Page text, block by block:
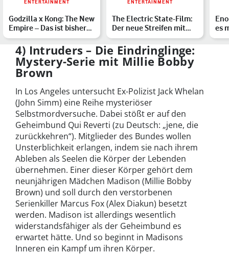
ENTERTAINMENT
Godzilla x Kong: The New
Empire – Das ist bisher
zum Godzilla vs.…
ENTERTAINMENT
The Electric State-Film:
Der neue Streifen mit
Millie Bobby Brown
es
4) Intruders – Die Eindringlinge:
Mystery-Serie mit Millie Bobby
Brown
In Los Angeles untersucht Ex-Polizist Jack Whelan
(John Simm) eine Reihe mysteriöser
Selbstmordversuche. Dabei stößt er auf den
Geheimbund Qui Reverti (zu Deutsch: „jene, die
zurückkehren“). Mitglieder des Bundes wollen
Unsterblichkeit erlangen, indem sie nach ihrem
Ableben als Seelen die Körper der Lebenden
übernehmen. Einer dieser Körper gehört dem
neunjährigen Mädchen Madison (Millie Bobby
Brown) und soll durch den verstorbenen
Serienkiller Marcus Fox (Alex Diakun) besetzt
werden. Madison ist allerdings wesentlich
widerstandsfähiger als der Geheimbund es
erwartet hätte. Und so beginnt in Madisons
Inneren ein Kampf um ihren Körper.